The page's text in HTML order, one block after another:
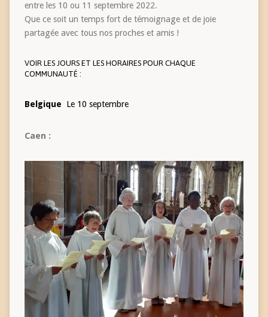
entre les 10 ou 11 septembre 2022.
Que ce soit un temps fort de témoignage et de joie
partagée avec tous nos proches et amis !
VOIR LES JOURS ET LES HORAIRES POUR CHAQUE
COMMUNAUTÉ :
Belgique Le 10 septembre
Caen :